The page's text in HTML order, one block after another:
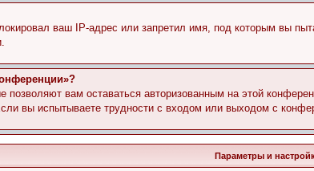
ваш IP-адрес или запретил имя, под которым вы
вам оставаться авторизованным на этой
вы испытываете трудности с входом или выходом с
Параметры и